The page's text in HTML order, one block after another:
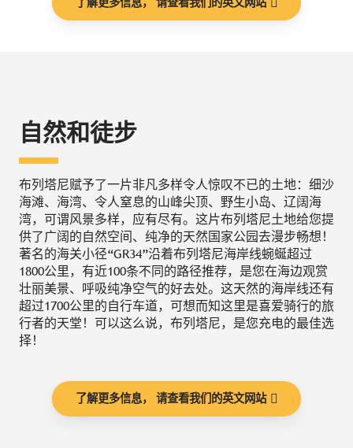
自然和徒步
布列塔尼赋予了一片非凡多样令人惊叹不已的土地：细沙
海滩、海湾、令人窒息的山峰尖顶、野生小岛、辽阔海
湾，可谓风景多样，应有尽有。这片布列塔尼土地给您提
供了广阔的自然空间、纯净的天然国家公园去漫步畅想！
著名的海关小径“GR34”沿着布列塔尼海岸线蜿蜒超过
1800公里，有近100条不同的路径推荐，是您在海边观赏
壮丽美景、呼吸纯净空气的好去处。这天然的海岸线还有
超过1700公里的自行车道，可想而知这里是喜爱骑行的旅
行者的天堂！可以这么说，布列塔尼，是您充电的最佳选
择！
了解更多信息， 请查看我们的英文网站